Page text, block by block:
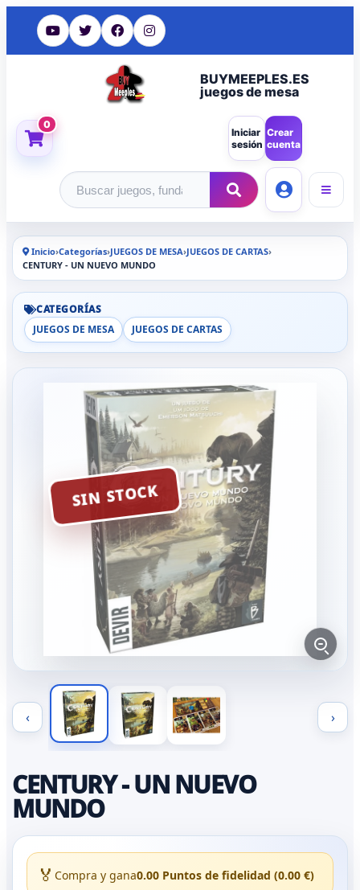
BUYMEEPLES.ES
juegos de mesa
0
Iniciar
sesión
Crear
cuenta
Buscar productos
Inicio›Categorías›JUEGOS DE MESA›JUEGOS DE CARTAS›
CENTURY - UN NUEVO MUNDO
CATEGORÍAS
JUEGOS DE MESA
JUEGOS DE CARTAS
SIN STOCK
‹ ›
CENTURY - UN NUEVO
MUNDO
🏅 Compra y gana0.00 Puntos de fidelidad (0.00 €)